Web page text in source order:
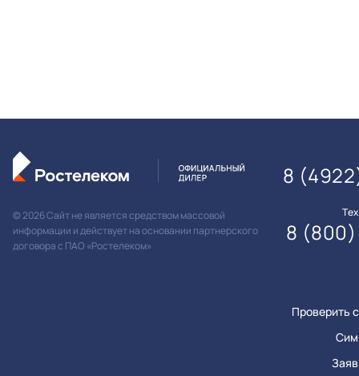
© 2026 Сайт не является средством массовой
информации и действует на основании партнерского
договора с ПАО «Ростелеком»
Проверить
8
8